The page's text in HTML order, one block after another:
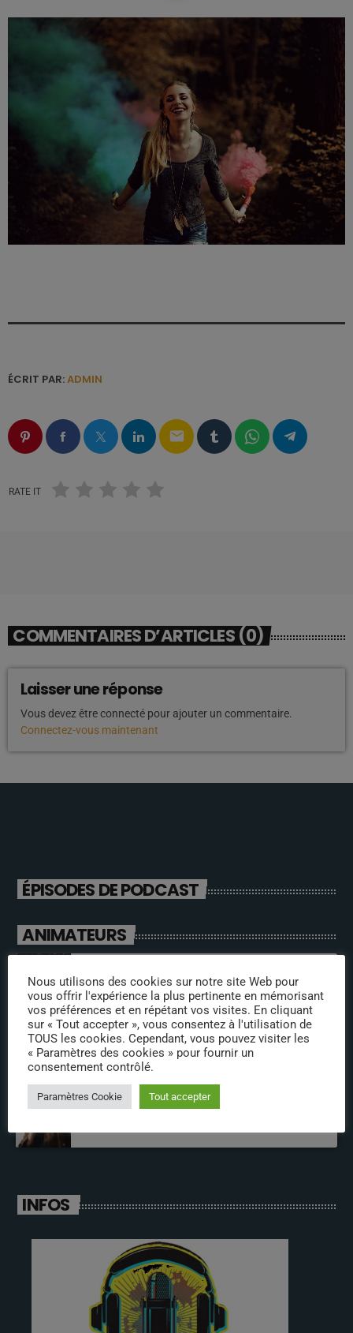
ÉCRIT PAR:ADMIN
email
RATE IT
COMMENTAIRES D’ARTICLES (0)
Laisser une réponse
Vous devez être connecté pour ajouter un commentaire.
Connectez-vous maintenant
ÉPISODES DE PODCAST
ANIMATEURS
jeremy directeur
fabrice
INFOS
Nous utilisons des cookies sur notre site Web pour
vous offrir l'expérience la plus pertinente en mémorisant
vos préférences et en répétant vos visites. En cliquant
sur « Tout accepter », vous consentez à l'utilisation de
TOUS les cookies. Cependant, vous pouvez visiter les
« Paramètres des cookies » pour fournir un
consentement contrôlé.
Paramètres Cookie Tout accepter